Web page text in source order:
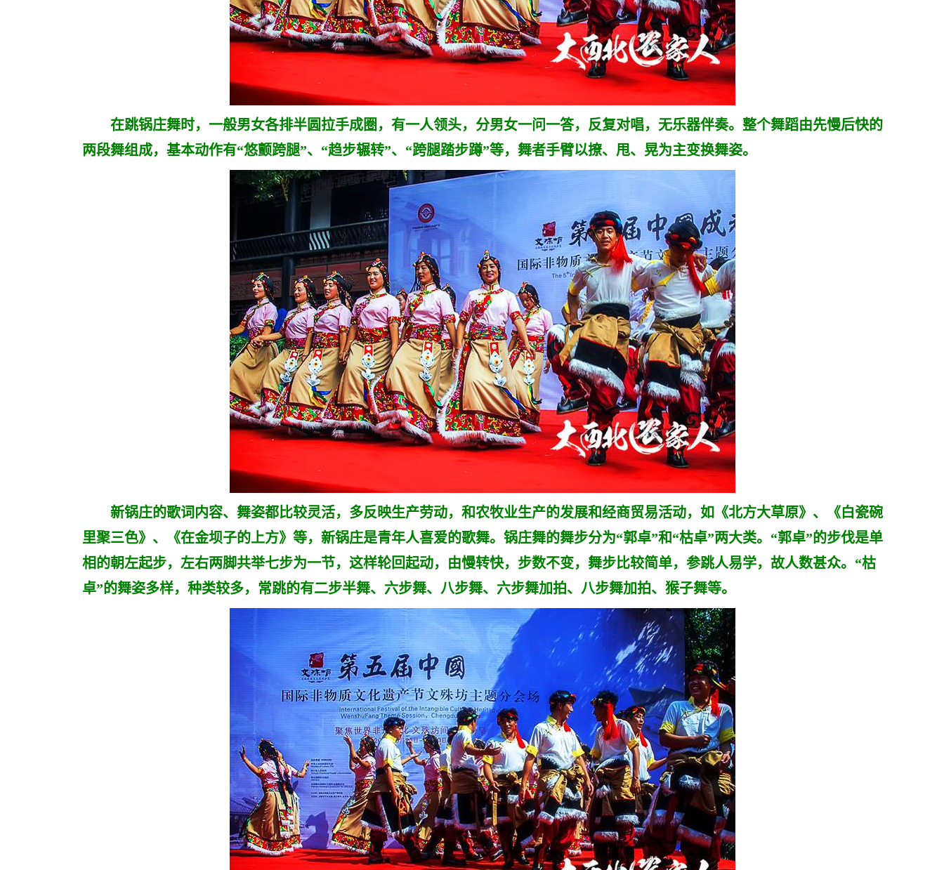
在跳锅庄舞时，一般男女各排半圆拉手成圈，有一人领头，分男女一问一答，反复对唱，无乐器伴奏。整个舞蹈由先慢后快的
两段舞组成，基本动作有“悠颤跨腿”、“趋步辗转”、“跨腿踏步蹲”等，舞者手臂以撩、甩、晃为主变换舞姿。
新锅庄的歌词内容、舞姿都比较灵活，多反映生产劳动，和农牧业生产的发展和经商贸易活动，如《北方大草原》、《白瓷碗
里聚三色》、《在金坝子的上方》等，新锅庄是青年人喜爱的歌舞。锅庄舞的舞步分为“郭卓”和“枯卓”两大类。“郭卓”的步伐是单
相的朝左起步，左右两脚共举七步为一节，这样轮回起动，由慢转快，步数不变，舞步比较简单，参跳人易学，故人数甚众。“枯
卓”的舞姿多样，种类较多，常跳的有二步半舞、六步舞、八步舞、六步舞加拍、八步舞加拍、猴子舞等。